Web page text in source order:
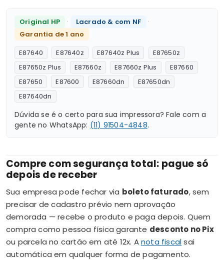
Original HP · Lacrado & com NF ·
Garantia de 1 ano
E87640
E87640z E87640z Plus
E87650z
E87650z Plus
E87660z E87660z Plus
E87660
E87650
E87600 E87660dn
E87650dn
E87640dn
Dúvida se é o certo para sua impressora? Fale com a
gente no WhatsApp: (11) 91504-4848.
Compre com segurança total: pague só
depois de receber
Sua empresa pode fechar via boleto faturado, sem
precisar de cadastro prévio nem aprovação
demorada — recebe o produto e paga depois. Quem
compra como pessoa física garante desconto no Pix
ou parcela no cartão em até 12x. Anota fiscalsai
automática em qualquer forma de pagamento.